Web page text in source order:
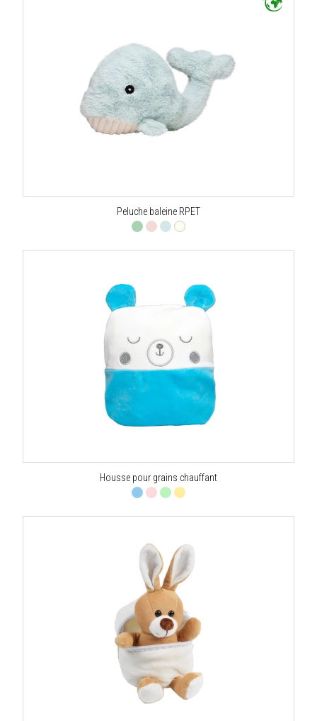
Peluche baleine RPET
Housse pour grains chauffant